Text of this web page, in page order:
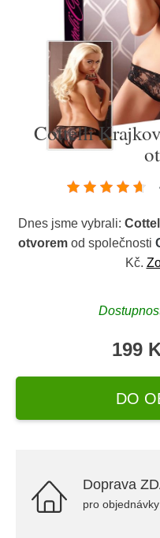
Cottelli
Dnes jsme vybrali:
otvorem od společnosti
Kč.
199
DO
Doprava
pro